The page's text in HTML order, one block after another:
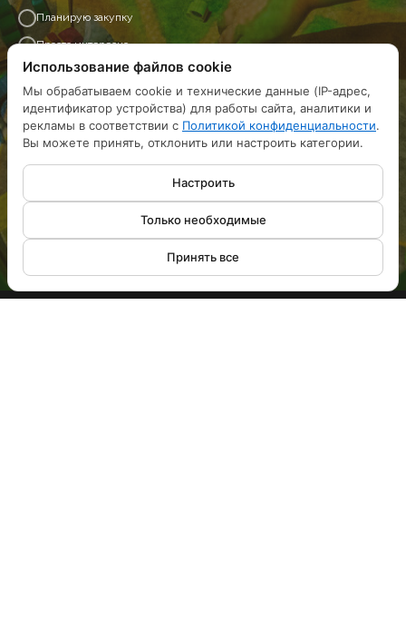
Планирую закупку
Просто интересно
Получить каталог
Использование файлов cookie
Мы обрабатываем cookie и технические данные (IP-адрес,
идентификатор устройства) для работы сайта, аналитики и
рекламы в соответствии с Политикой конфиденциальности.
Вы можете принять, отклонить или настроить категории.
Настроить
Только необходимые
Принять все